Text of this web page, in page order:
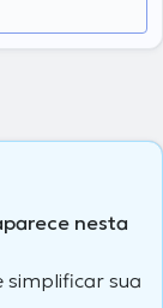
nesta
simplificar sua